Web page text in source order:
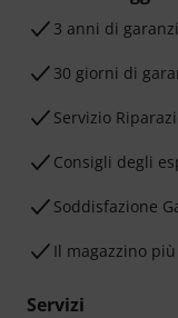
3 anni di
30 giorni di
Servizio
Consigli degli
Soddisfazione
Il magazzino
Servizi